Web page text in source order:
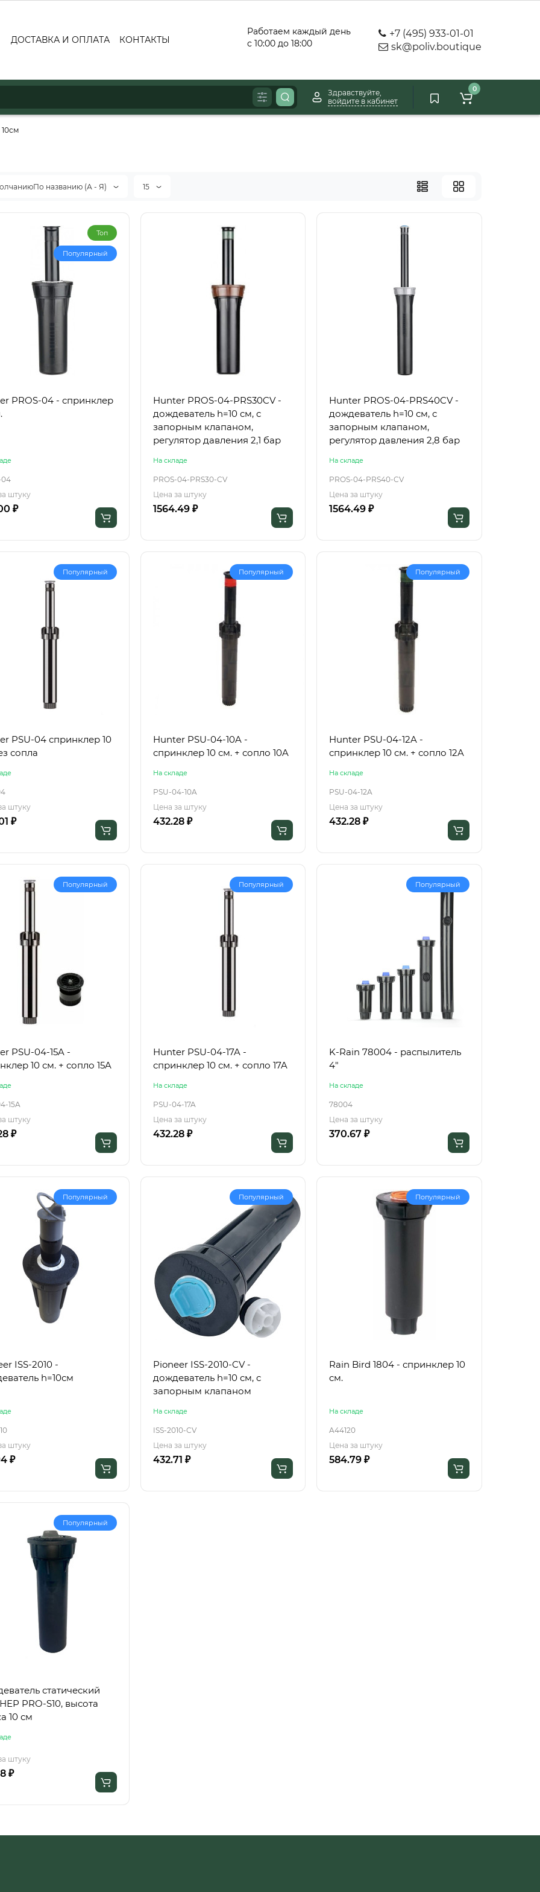
Работаем каждый день
с 10:00 до 18:00
+7 (495) 933-01-01
sk@poliv.boutique
ДОСТАВКА И ОПЛАТА КОНТАКТЫ
Здравствуйте,
войдите в кабинет
0
названию (А - Я) 15
Топ
Популярный
PROS-04 - спринклер
04
штуку
₽
Hunter PROS-04-PRS30CV -
дождеватель h=10 см, с
запорным клапаном,
регулятор давления 2,1 бар
На складе
PROS-04-PRS30-CV
Цена за штуку
1564.49 ₽
Hunter PROS-04-PRS40CV -
дождеватель h=10 см, с
запорным клапаном,
регулятор давления 2,8 бар
На складе
PROS-04-PRS40-CV
Цена за штуку
1564.49 ₽
Популярный
PSU-04 спринклер 10
сопла
штуку
₽
Популярный
Hunter PSU-04-10A -
спринклер 10 см. + сопло 10A
На складе
PSU-04-10A
Цена за штуку
432.28 ₽
Популярный
Hunter PSU-04-12A -
спринклер 10 см. + сопло 12A
На складе
PSU-04-12A
Цена за штуку
432.28 ₽
Популярный
PSU-04-15A -
10 см. + сопло 15A
15A
штуку
₽
Популярный
Hunter PSU-04-17A -
спринклер 10 см. + сопло 17A
На складе
PSU-04-17A
Цена за штуку
432.28 ₽
Популярный
K-Rain 78004 - распылитель
4"
На складе
78004
Цена за штуку
370.67 ₽
Популярный
ISS-2010 -
h=10см
штуку
₽
Популярный
Pioneer ISS-2010-CV -
дождеватель h=10 см, с
запорным клапаном
На складе
ISS-2010-CV
Цена за штуку
432.71 ₽
Популярный
Rain Bird 1804 - спринклер 10
см.
На складе
A44120
Цена за штуку
584.79 ₽
Популярный
статический
PRO-S10, высота
10 см
штуку
₽